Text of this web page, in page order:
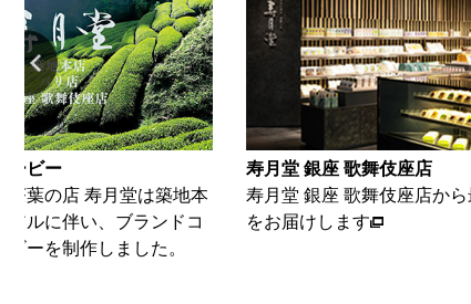
は築地本
ランドコ
した。
寿月堂 銀座 歌舞伎座店
寿月堂 銀座 歌舞伎座店から最新の情報
をお届けします